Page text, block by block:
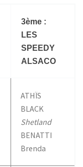
3ème :
LES
SPEEDY
ALSACO
ATHÏS
BLACK
Shetland
BENATTI
Brenda